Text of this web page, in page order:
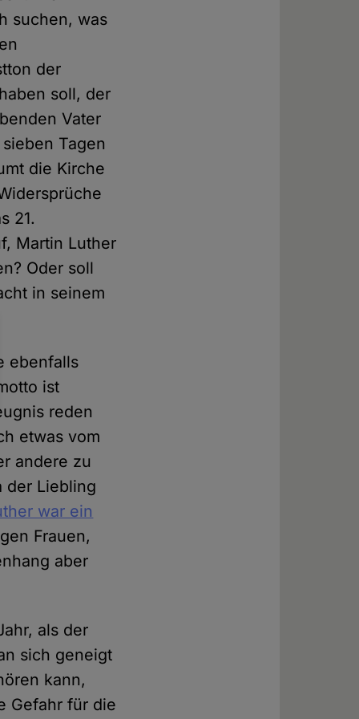
suchen, was
der
soll, der
Vater
Tagen
die Kirche
21.
Martin Luther
Oder soll
in seinem
ebenfalls
ist
reden
etwas vom
andere zu
der Liebling
war ein
Frauen,
aber
als der
sich geneigt
kann,
Gefahr für die